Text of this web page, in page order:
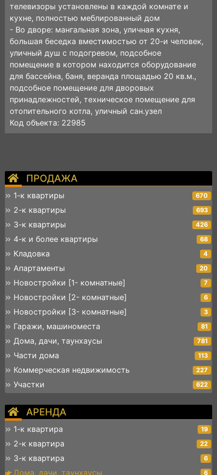
ПРОДАЖА
1-к квартиры 670
2-к квартиры 693
3-к квартиры 426
4-к и более квартиры 68
Кладовка 4
Апартаменты 20
Новостройки [1- комнатные] 7
Новостройки [2- комнатные] 6
Новостройки [3- комнатные] 3
Гаражи, машиноместа 81
Дома, дачи, таунхаусы 781
Части дома 113
Коммерческая недвижимость 227
Участки 622
АРЕНДА
1-к квартира 19
2-к квартира 22
3-к квартира 6
Дома, дачи, таунхаусы 6
телевизоры установлены в каждой комнате и
кухне, полностью меблированный дом
- Во дворе: мангальная зона, уличная кухня,
большая беседка вместимостью от 20-и человек,
уличный душ с подогревом, подсобное
помещение в котором находится оборудование
для бассейна, баня, веранда площадью 20 кв.м.,
подсобное помещение для дворовых
принадлежностей, техническое помещение для
отопительного котла, уличный сан.узел
Код объекта: 22985